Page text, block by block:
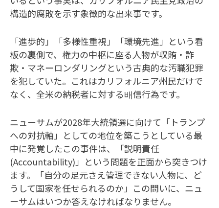
構造的腐敗を示す象徴的な出来事です。
「進歩的」「多様性重視」「環境先進」という看
板の裏側で、権力の中枢に座る人物が収賄・詐
欺・マネーロンダリングという古典的な汚職犯罪
を犯していた。これはカリフォルニア州民だけで
なく、全米の納税者に対する배信行為です。
ニューサムが2028年大統領選に向けて「トランプ
への対抗軸」としての地位を築こうとしている最
中に発覚したこの事件は、「説明責任
(Accountability)」という問題を正面から突きつけ
ます。「自分の足元さえ管理できない人物に、ど
うして国家を任せられるのか」この問いに、ニュ
ーサムはいつか答えなければなりません。